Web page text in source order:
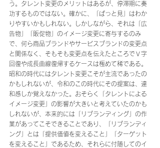
う。タレント変更のメリットはあるが、停滞期に奏
功するものではない。確かに、「ぱっと見」はわか
りやすいかもしれない。しかしながら、それは「広
告物」「販促物」のイメージ変更に寄与するのみ
で、何ら商品ブランドやサービスブランドの変更点
と関係なく、そもそも変更点を伝えたところでＶ字
回復や成長曲線復帰するケースは極めて稀である。
昭和の時代にはタレント変更こそが主流であったの
かもしれないが、令和のこの時代にその提案は、違
和感しか覚えなかった。おそらく「タレントによる
イメージ変更」の影響が大きいと考えていたのかも
しれないが、本来的には「リブランディング」の作
業があってこそできることであり、「リブランディ
ング」とは「提供価値を変えること」「ターゲット
を変えること」であるため、それらに付随してのイ